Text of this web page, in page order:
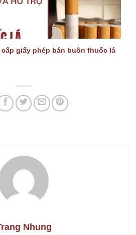
giấy phép bán buôn thuốc lá
Nhung